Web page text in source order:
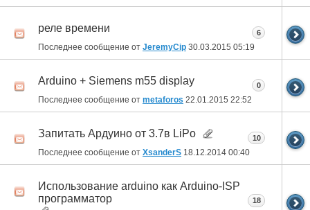
реле времени
Последнее сообщение от JeremyCip 30.03.2015 05:19
6
Arduino + Siemens m55 display
Последнее сообщение от metaforos 22.01.2015 22:52
0
Запитать Ардуино от 3.7в LiPo
Последнее сообщение от XsanderS 18.12.2014 00:40
10
Использование arduino как Arduino-ISP
программатор
18